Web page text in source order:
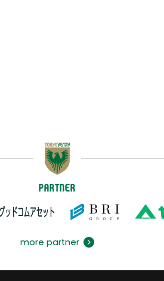
PARTNER
more partner